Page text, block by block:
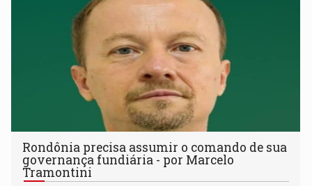
Rondônia precisa assumir o comando de sua
governança fundiária - por Marcelo
Tramontini